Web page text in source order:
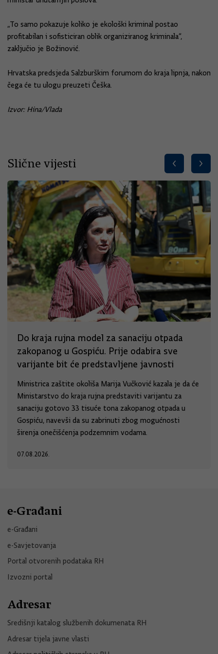
„To samo pokazuje koliko je ekološki kriminal postao
profitabilan i sofisticiran oblik organiziranog kriminala“,
zaključio je Božinović.
Hrvatska predsjeda Salzburškim forumom do kraja lipnja, nakon
čega će tu ulogu preuzeti Češka.
Izvor: Hina/Vlada
Slične vijesti
Do kraja rujna model za sanaciju otpada
zakopanog u Gospiću. Prije odabira sve
varijante bit će predstavljene javnosti
Ministrica zaštite okoliša Marija Vučković kazala je da će
Ministarstvo do kraja rujna predstaviti varijantu za
sanaciju gotovo 33 tisuće tona zakopanog otpada u
Gospiću, navevši da su zabrinuti zbog mogućnosti
širenja onečišćenja podzemnim vodama.
07.08.2026.
e-Građani
e-Građani
e-Savjetovanja
Portal otvorenih podataka RH
Izvozni portal
Adresar
Središnji katalog službenih dokumenata RH
Adresar tijela javne vlasti